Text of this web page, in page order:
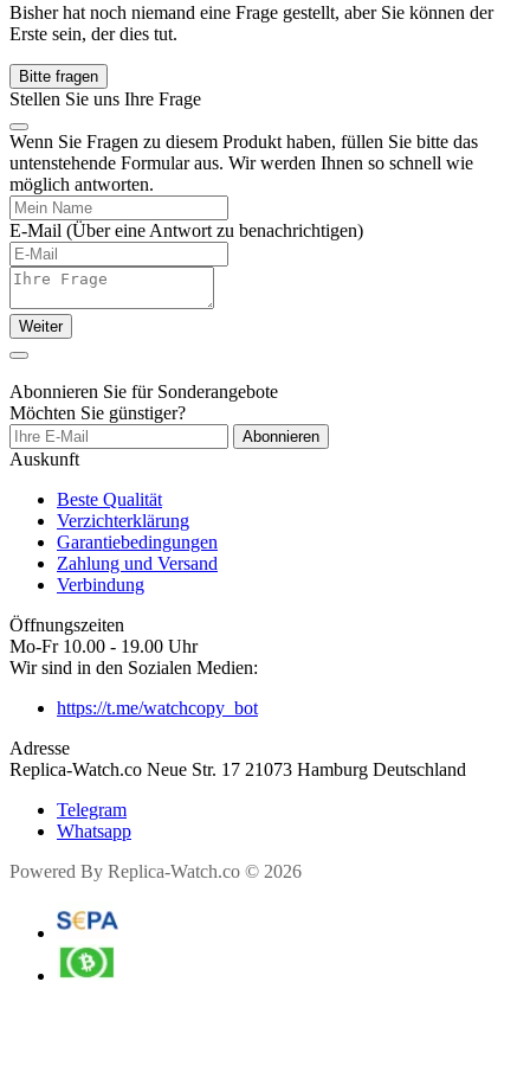
Bisher hat noch niemand eine Frage gestellt, aber Sie können der
Erste sein, der dies tut.
Bitte fragen
Stellen Sie uns Ihre Frage
Wenn Sie Fragen zu diesem Produkt haben, füllen Sie bitte das
untenstehende Formular aus. Wir werden Ihnen so schnell wie
möglich antworten.
E-Mail (Über eine Antwort zu benachrichtigen)
Weiter
Abonnieren Sie für Sonderangebote
Möchten Sie günstiger?
Abonnieren
Auskunft
Beste Qualität
Verzichterklärung
Garantiebedingungen
Zahlung und Versand
Verbindung
Öffnungszeiten
Mo-Fr 10.00 - 19.00 Uhr
Wir sind in den Sozialen Medien:
https://t.me/watchcopy_bot
Adresse
Replica-Watch.co Neue Str. 17 21073 Hamburg Deutschland
Telegram
Whatsapp
Powered By Replica-Watch.co © 2026